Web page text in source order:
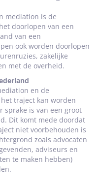
mediation is de
doorlopen van een
van een
ook worden doorlopen
zakelijke
met de overheid.
en de
traject kan worden
sprake is van een groot
Dit komt mede doordat
niet voorbehouden is
zoals advocaten
adviseurs en
te maken hebben)